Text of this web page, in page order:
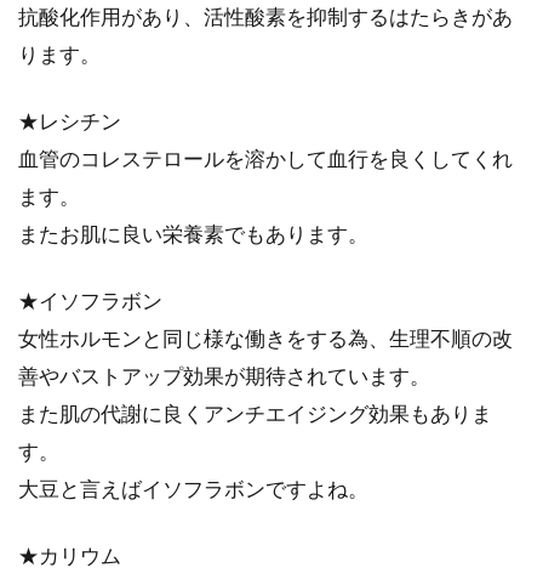
ないでし...
玄米をふっくら仕上げる炊き方のコ
ツは、水の量と浸水時間！
大変と思っていませんか。水の量や洗米の仕方
抗酸化作用があり、活性酸素を抑制するはたらきがあ
ります。
★レシチン
血管のコレステロールを溶かして血行を良くしてくれ
ます。
またお肌に良い栄養素でもあります。
★イソフラボン
女性ホルモンと同じ様な働きをする為、生理不順の改
善やバストアップ効果が期待されています。
また肌の代謝に良くアンチエイジング効果もありま
す。
大豆と言えばイソフラボンですよね。
★カリウム